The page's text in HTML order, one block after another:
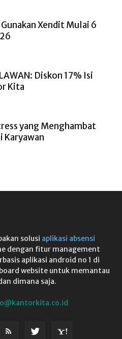
Xendit Mulai 6
Diskon 17% Isi
Kita
yang Menghambat
Karyawan
solusi aplikasi absensi
dengan fitur management
aplikasi android no 1 di
website untuk memantau
dimana saja.